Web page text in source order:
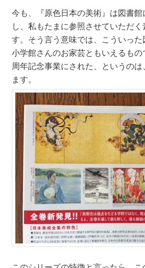
今も、『原色日本の美術』は図書
し、私もたまに参照させていただ
す。そう言う意味では、こういった
小学館さんのお家芸ともいえるも
周年記念事業にされた、というの
ます。